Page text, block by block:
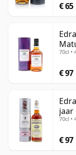
€ 65
oud
70cl •
€ 97
jaar
70cl •
€ 97